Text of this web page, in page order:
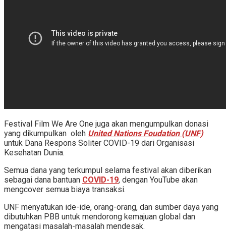
Festival Film We Are One juga akan mengumpulkan donasi
yang dikumpulkan oleh United Nations Foudation (UNF)
untuk Dana Respons Soliter COVID-19 dari Organisasi
Kesehatan Dunia.
Semua dana yang terkumpul selama festival akan diberikan
sebagai dana bantuan COVID-19, dengan YouTube akan
mengcover semua biaya transaksi.
UNF menyatukan ide-ide, orang-orang, dan sumber daya yang
dibutuhkan PBB untuk mendorong kemajuan global dan
mengatasi masalah-masalah mendesak.